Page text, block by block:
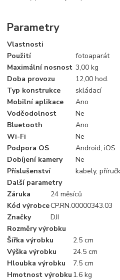
Parametry
Vlastnosti
Použití
fotoaparát
Maximální nosnost 3,00 kg
Doba provozu
12,00 hod.
Typ konstrukce
skládací
Mobilní aplikace
Ano
Voděodolnost
Ne
Bluetooth
Ano
Wi-Fi
Ne
Podpora OS
Android, iOS
Dobíjení kamery
Ne
Příslušenství
kabely,
Další parametry
Záruka
24 měsíců
Kód výrobceCP.RN.00000343.03
Značky
DJI
Rozměry výrobku
Šířka výrobku
2.5 cm
Výška výrobku
24.5 cm
Hloubka výrobku
7.5 cm
Hmotnost výrobku 1.6 kg